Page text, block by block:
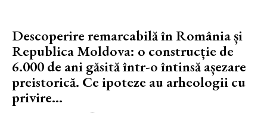
Descoperire remarcabilă în România și
Republica Moldova: o construcție de
6.000 de ani găsită într-o întinsă așezare
preistorică. Ce ipoteze au arheologii cu
privire...